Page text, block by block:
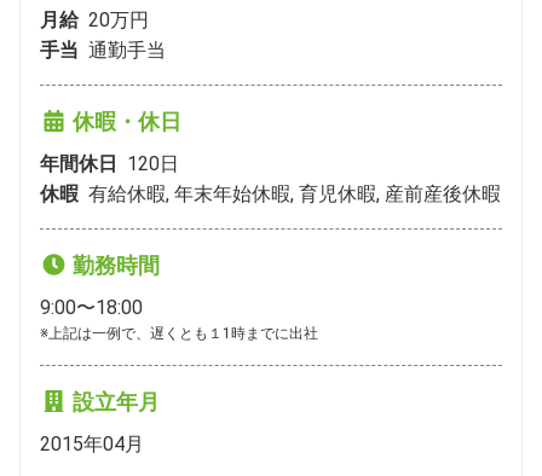
月給 20万円
手当 通勤手当
休暇・休日
年間休日 120日
休暇 有給休暇, 年末年始休暇, 育児休暇, 産前産後休暇
勤務時間
9:00〜18:00
※上記は一例で、遅くとも１1時までに出社
設立年月
2015年04月